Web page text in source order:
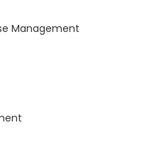
Management